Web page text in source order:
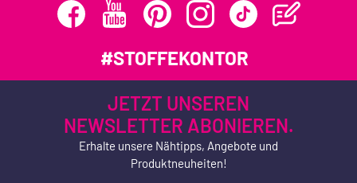
#STOFFEKONTOR
JETZT UNSEREN
NEWSLETTER ABONIEREN.
Erhalte unsere Nähtipps, Angebote und
Produktneuheiten!